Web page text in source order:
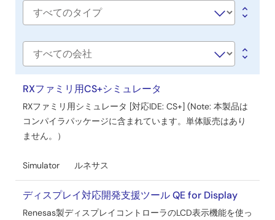
マニュアル－開発ツール
Renesas Starter Kit+ for RX72N CPU Board Schematics
PDF
177 KB
2019年11月29日
アプリケーションノート
Renesas Starter Kit+ for RX72N ブートローダ アプリケー
ションノート Rev.1.00
PDF
434 KB
AI生成コンテンツ:
のシステムブートローダサンプルの機能と開発方法を説明
しています。RSK+RX72Nプラットフォームでのシステム開
発者を対象とし、ハードウェアマニュアルやサンプルコー
ア
／
ツ
ー
ル
Software
社
名
RXファミリ用CS+シミュレータ
RXファミリ用シミュレータ [対応IDE: CS+] (Note: 本製品は
コンパイラパッケージに含まれています。単体販売はあり
ません。）
Simulator ルネサス
ディスプレイ対応開発支援ツール QE for Display
Renesas製ディスプレイコントローラのLCD表示機能を使っ